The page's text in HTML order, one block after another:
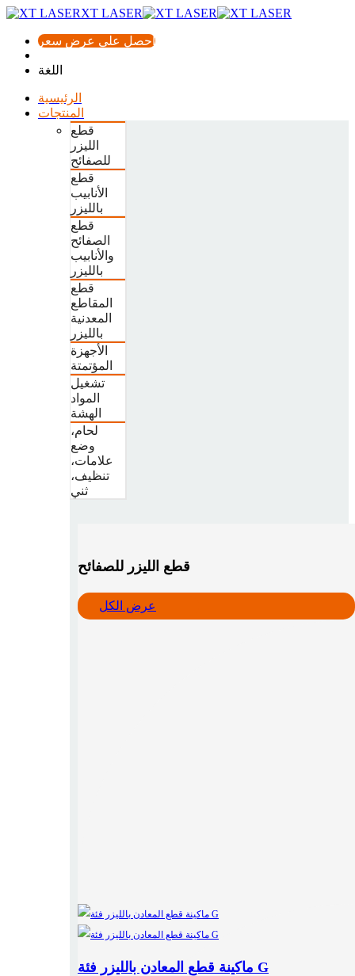
XT LASER
احصل على عرض سعر
اللغة
الرئيسية
المنتجات
قطع
الليزر
للصفائح
قطع
الأنابيب
بالليزر
قطع
الصفائح
والأنابيب
بالليزر
قطع
المقاطع
المعدنية
بالليزر
الأجهزة
المؤتمتة
تشغيل
المواد
الهشة
لحام،
وضع
علامات،
تنظيف،
ثني
قطع الليزر للصفائح
عرض الكل
ماكينة قطع المعادن بالليزر فئة G